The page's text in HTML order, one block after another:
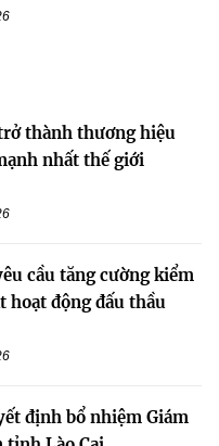
thành thương hiệu
nhất thế giới
cầu tăng cường kiểm
hoạt động đấu thầu
định bổ nhiệm Giám